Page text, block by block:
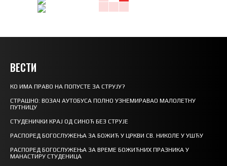
ВЕСТИ
КО ИМА ПРАВО НА ПОПУСТЕ ЗА СТРУЈУ?
СТРАШНО: ВОЗАЧ АУТОБУСА ПОЛНО УЗНЕМИРАВАО МАЛОЛЕТНУ
ПУТНИЦУ
СТУДЕНИЧКИ КРАЈ ОД СИНОЋ БЕЗ СТРУЈЕ
РАСПОРЕД БОГОСЛУЖЕЊА ЗА БОЖИЋ У ЦРКВИ СВ. НИКОЛЕ У УШЋУ
РАСПОРЕД БОГОСЛУЖЕЊА ЗА ВРЕМЕ БОЖИЋНИХ ПРАЗНИКА У
МАНАСТИРУ СТУДЕНИЦА